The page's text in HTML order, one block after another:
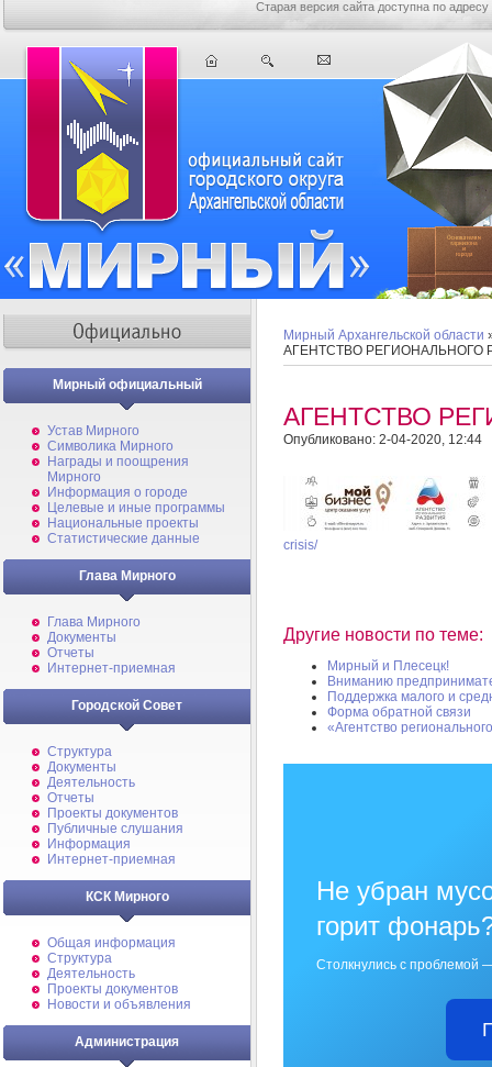
Старая версия сайта доступна по адресу
Мирный официальный
Устав Мирного
Символика Мирного
Награды и поощрения
Мирного
Информация о городе
Целевые и иные программы
Национальные проекты
Статистические данные
Глава Мирного
Глава Мирного
Документы
Отчеты
Интернет-приемная
Городской Совет
Структура
Документы
Деятельность
Отчеты
Проекты документов
Публичные слушания
Информация
Интернет-приемная
КСК Мирного
Общая информация
Структура
Деятельность
Проекты документов
Новости и объявления
Администрация
Мирный Архангельской области
АГЕНТСТВО РЕГИОНАЛЬНОГО
АГЕНТСТВО
Опубликовано: 2-04-2020, 12:44
crisis/
Другие новости по теме:
Мирный и Плесецк!
Вниманию
Поддержка малого и
Форма обратной связи
«Агентство
Не убран
горит
Столкнулись с проблемой